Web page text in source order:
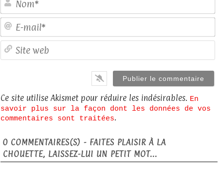
Ce site utilise Akismet pour réduire les indésirables. En
savoir plus sur la façon dont les données de vos
commentaires sont traitées.
0 COMMENTAIRES(S) - FAITES PLAISIR À LA
CHOUETTE, LAISSEZ-LUI UN PETIT MOT...